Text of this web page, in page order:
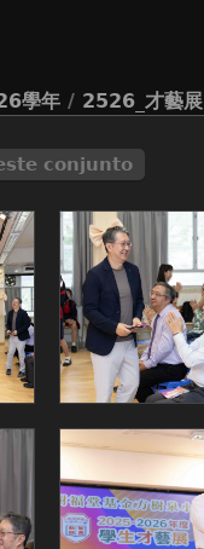
學年 / 2526_才藝展
conjunto